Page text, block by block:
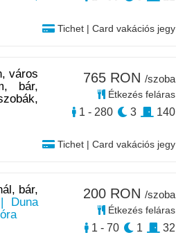
Tichet | Card vakációs jegy
város
bár,
Tichet | Card vakációs jegy
765 RON /szoba
Étkezés feláras
1 - 280 3 140
bár,
| Duna
200 RON /szoba
Étkezés feláras
1 - 70 1 32